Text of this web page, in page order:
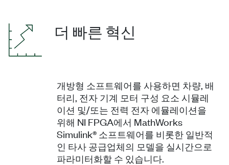
더 빠른 혁신
개방형 소프트웨어를 사용하면 차량, 배
터리, 전자 기계 모터 구성 요소 시뮬레
이션 및/또는 전력 전자 에뮬레이션을
위해 NI FPGA에서 MathWorks
Simulink® 소프트웨어를 비롯한 일반적
인 타사 공급업체의 모델을 실시간으로
파라미터화할 수 있습니다.